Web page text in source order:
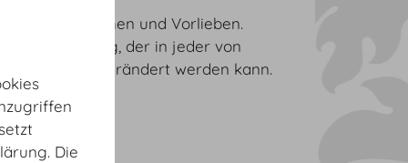
Ihren Wünschen und Vorlieben.
Vorschlag, der in jeder von
verändert werden kann.
Die